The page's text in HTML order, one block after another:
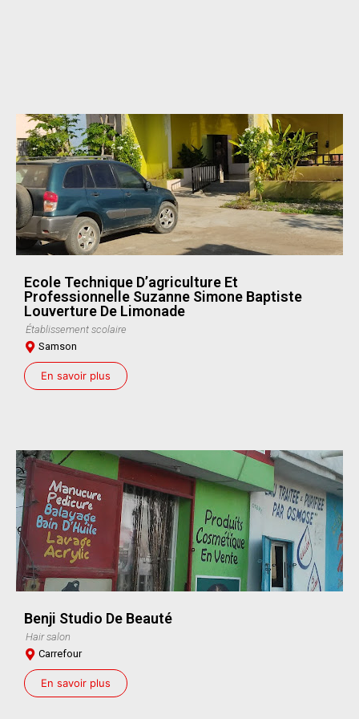
Ecole Technique D’agriculture Et
Professionnelle Suzanne Simone Baptiste
Louverture De Limonade
Établissement scolaire
Samson
En savoir plus
Benji Studio De Beauté
Hair salon
Carrefour
En savoir plus